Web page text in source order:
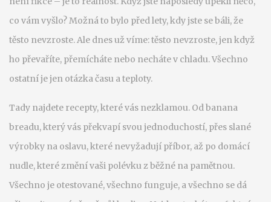
co vám vyšlo? Možná to bylo před lety, kdy jste se báli, že
těsto nevzroste. Ale dnes už víme: těsto nevzroste, jen když
ho převaříte, přemícháte nebo necháte v chladu. Všechno
ostatní je jen otázka času a teploty.
Tady najdete recepty, které vás nezklamou. Od banana
breadu, který vás překvapí svou jednoduchostí, přes slané
výrobky na oslavu, které nevyžadují příbor, až po domácí
nudle, které změní vaši polévku z běžné na pamětnou.
Všechno je otestované, všechno funguje, a všechno se dá